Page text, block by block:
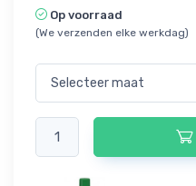
Op voorraad
(We verzenden elke werkdag)